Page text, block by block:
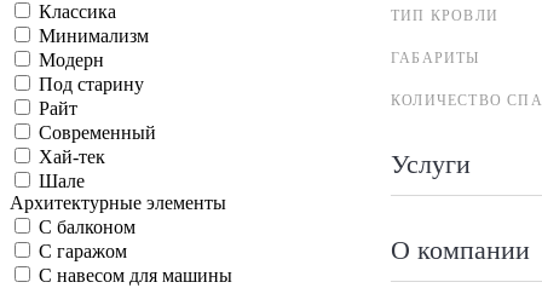
ТИП КРОВЛИ
ГАБАРИТЫ
КОЛИЧЕСТВО
Услуги
О компании
Классика
Минимализм
Модерн
Под старину
Райт
Современный
Хай-тек
Шале
Архитектурные элементы
С балконом
С гаражом
С навесом для машины